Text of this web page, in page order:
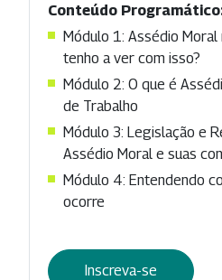
Conteúdo
Módulo 1: Assédio Moral
tenho a ver com isso?
Módulo 2: O que é
de Trabalho
Módulo 3: Legislação e
Assédio Moral e suas
Módulo 4: Entendendo
ocorre
Inscreva-se